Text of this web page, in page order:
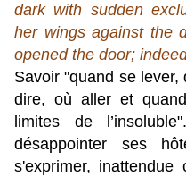
dark with sudden
her wings against the
opened the door;
Savoir "quand se lever,
dire, où aller et
limites de
désappointer ses
s'exprimer,